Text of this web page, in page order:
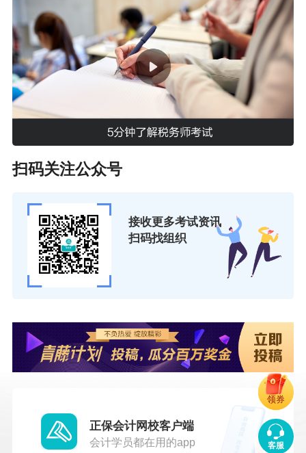
扫码关注公众号
接收更多考试资讯
扫码找组织
正保会计网校客户端
会计学员都在用的app 客服
领券